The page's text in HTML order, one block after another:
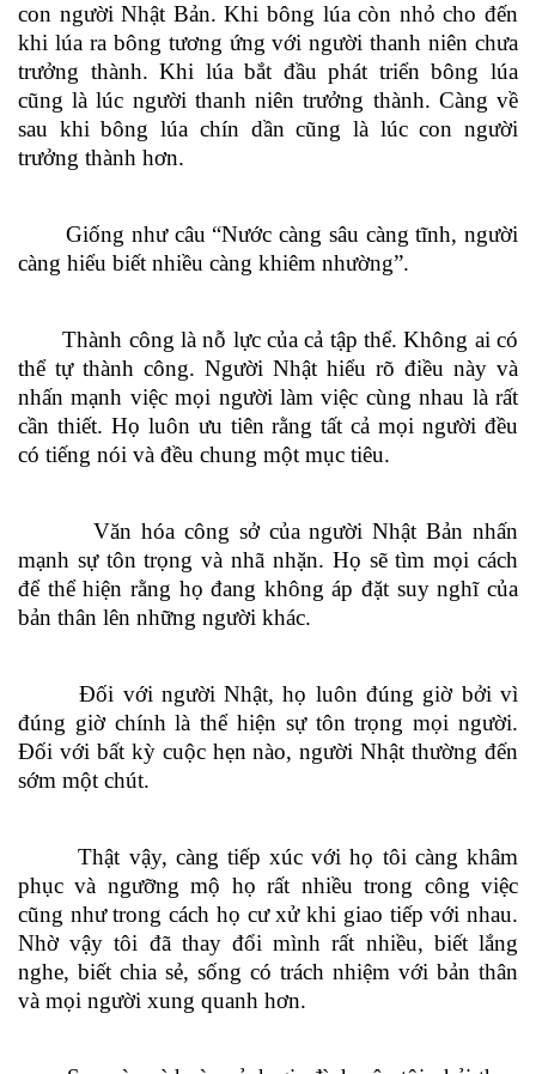
con người Nhật Bản. Khi bông lúa còn nhỏ cho đến
khi lúa ra bông tương ứng với người thanh niên chưa
trưởng thành. Khi lúa bắt đầu phát triển bông lúa
cũng là lúc người thanh niên trưởng thành. Càng về
sau khi bông lúa chín dần cũng là lúc con người
trưởng thành hơn.
Giống như câu “Nước càng sâu càng tĩnh, người
càng hiểu biết nhiều càng khiêm nhường”.
Thành công là nỗ lực của cả tập thể. Không ai có
thể tự thành công. Người Nhật hiểu rõ điều này và
nhấn mạnh việc mọi người làm việc cùng nhau là rất
cần thiết. Họ luôn ưu tiên rằng tất cả mọi người đều
có tiếng nói và đều chung một mục tiêu.
Văn hóa công sở của người Nhật Bản nhấn
mạnh sự tôn trọng và nhã nhặn. Họ sẽ tìm mọi cách
để thể hiện rằng họ đang không áp đặt suy nghĩ của
bản thân lên những người khác.
Đối với người Nhật, họ luôn đúng giờ bởi vì
đúng giờ chính là thể hiện sự tôn trọng mọi người.
Đối với bất kỳ cuộc hẹn nào, người Nhật thường đến
sớm một chút.
Thật vậy, càng tiếp xúc với họ tôi càng khâm
phục và ngưỡng mộ họ rất nhiều trong công việc
cũng như trong cách họ cư xử khi giao tiếp với nhau.
Nhờ vậy tôi đã thay đổi mình rất nhiều, biết lắng
nghe, biết chia sẻ, sống có trách nhiệm với bản thân
và mọi người xung quanh hơn.